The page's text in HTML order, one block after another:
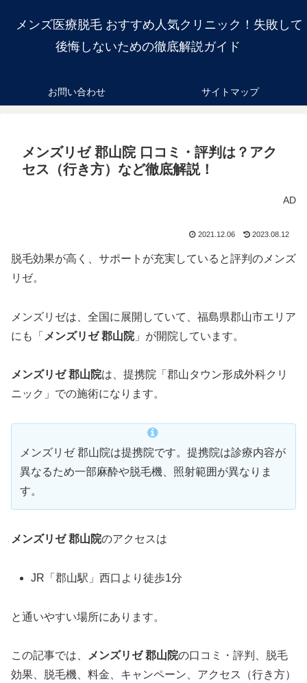
メンズ医療脱毛 おすすめ人気クリニック！失敗して
後悔しないための徹底解説ガイド
お問い合わせ サイトマップ
メンズリゼ 郡山院 口コミ・評判は？アク
セス（行き方）など徹底解説！
AD
2021.12.06 2023.08.12
脱毛効果が高く、サポートが充実していると評判のメンズ
リゼ。
メンズリゼは、全国に展開していて、福島県郡山市エリア
にも「 メンズリゼ 郡山院」が開院しています。
メンズリゼ 郡山院は、提携院「郡山タウン形成外科クリ
ニック」での施術になります。
メンズリゼ 郡山院は提携院です。提携院は診療内容が
異なるため一部麻酔や脱毛機、照射範囲が異なりま
す。
メンズリゼ 郡山院のアクセスは
JR「郡山駅」西口より徒歩1分
と通いやすい場所にあります。
この記事では、 メンズリゼ 郡山院の口コミ・評判、脱毛
効果、脱毛機、料金、キャンペーン、アクセス（行き方）